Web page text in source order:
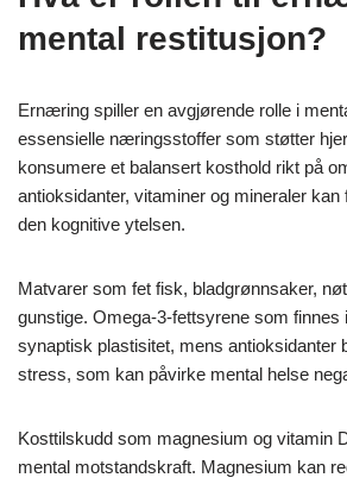
mental restitusjon?
Ernæring spiller en avgjørende rolle i
essensielle næringsstoffer som støtter
konsumere et balansert kosthold rikt på
antioksidanter, vitaminer og mineraler
den kognitive ytelsen.
Matvarer som fet fisk, bladgrønnsaker,
gunstige. Omega-3-fettsyrene som finnes
synaptisk plastisitet, mens antioksidanter
stress, som kan påvirke mental helse
Kosttilskudd som magnesium og vitamin
mental motstandskraft. Magnesium kan